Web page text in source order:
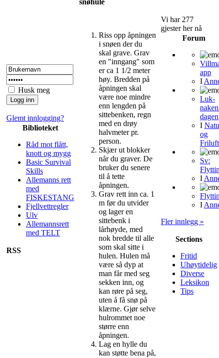
Husk meg
Glemt innlogging?
Biblioteket
Råd mot flått,
knott og mygg
Basic Survival
Skills
Allemanns rett
med
FISKESTANG
Fjellvettregler
Ulv
Allemannsrett
med TELT
RSS
snøhule
Riss opp åpningen
i snøen der du
skal grave. Grav
en "inngang" som
er ca 1 1/2 meter
høy. Bredden på
åpningen skal
være noe mindre
enn lengden på
sittebenken, regn
med en drøy
halvmeter pr.
person.
Skjær ut blokker
når du graver. De
bruker du senere
til å tette
åpningen.
Grav rett inn ca. 1
m før du utvider
og lager en
sittebenk i
lårhøyde, med
nok bredde til alle
som skal sitte i
hulen. Hulen må
være så dyp at
man får med seg
sekken inn, og
kan røre på seg,
uten å få snø på
klærne. Gjør selve
hulrommet noe
større enn
åpningen.
Lag en hylle du
kan støtte bena på,
Vi har 277
gjester her nå
Forum
app
I
Luk-
dagen
I
og
Friluft
Sv:
I
I
Fler innlegg »
Sections
Fritid
Uhøytidelig
Diverse
Leksikon
Tips